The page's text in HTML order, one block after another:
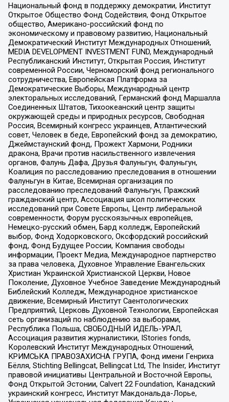
Национальный фонд в поддержку демократии, Институт
Открытое Общество Фонд Содействия, Фонд Открытое
общество, Американо-российский фонд по
экономическому и правовому развитию, Национальный
Демократический Институт Международных Отношений,
MEDIA DEVELOPMENT INVESTMENT FUND, Международный
Республиканский Институт, Открытая Россия, Институт
современной России, Черноморский фонд регионального
сотрудничества, Европейская Платформа за
Демократические Выборы, Международный центр
электоральных исследований, Германский фонд Маршалла
Соединенных Штатов, Тихоокеанский центр защиты
окружающей среды и природных ресурсов, Свободная
Россия, Всемирный конгресс украинцев, Атлантический
совет, Человек в беде, Европейский фонд за демократию,
Джеймстаунский фонд, Прожект Хармони, Родники
дракона, Врачи против насильственного извлечения
органов, Фалунь Дафа, Друзья Фалуньгун, Фалуньгун,
Коалиция по расследованию преследования в отношении
Фалуньгун в Китае, Всемирная организация по
расследованию преследований Фалуньгун, Пражский
гражданский центр, Ассоциация школ политических
исследований при Совете Европы, Центр либеральной
современности, Форум русскоязычных европейцев,
Немецко-русский обмен, Бард колледж, Европейский
выбор, Фонд Ходорковского, Оксфордский российский
фонд, Фонд Будущее России, Компания свободы
информации, Проект Медиа, Международное партнерство
за права человека, Духовное Управление Евангельских
Христиан Украинской Христианской Церкви, Новое
Поколение, Духовное Учебное Заведение Международный
Библейский Колледж, Международное христианское
движение, Всемирный Институт Саентологических
Предприятий, Церковь Духовной Технологии, Европейская
сеть организаций по наблюдению за выборами,
Республика Польша, СВОБОДНЫЙ ИДЕЛЬ-УРАЛ,
Ассоциация развития журналистики, IStories fonds,
Королевский Институт Международных Отношений,
КРИМСЬКА ПРАВОЗАХИСНА ГРУПА, Фонд имени Генриха
Бёлля, Stichting Bellingcat, Bellingcat Ltd, The Insider, Институт
правовой инициативы Центральной и Восточной Европы,
Фонд Открытой Эстонии, Calvert 22 Foundation, Канадский
украинский конгресс, Институт Макдональда-Лорье,